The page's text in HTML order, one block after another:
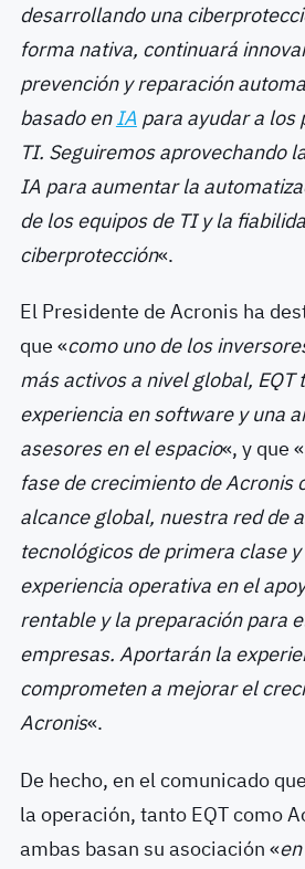
desarrollando una
forma nativa, continuará
prevención y reparación
basado enIA para ayudar a los
TI. Seguiremos aprovechando
IA para aumentar la
de los equipos de TI y la
ciberprotección«.
El Presidente de Acronis ha
que «como uno de los
más activos a nivel global, EQT
experiencia en software y una
asesores en el espacio«, y que «
fase de crecimiento de Acronis
alcance global, nuestra red de
tecnológicos de primera clase
experiencia operativa en el
rentable y la preparación para
empresas. Aportarán la
comprometen a mejorar el
Acronis«.
De hecho, en el comunicado
la operación, tanto EQT como
ambas basan su asociación «